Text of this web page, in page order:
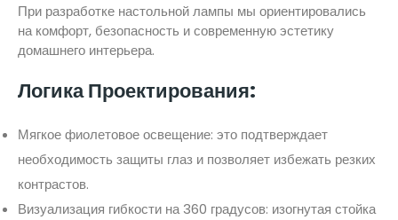
При разработке настольной лампы мы ориентировались
на комфорт, безопасность и современную эстетику
домашнего интерьера.
Логика Проектирования:
Мягкое фиолетовое освещение: это подтверждает
необходимость защиты глаз и позволяет избежать резких
контрастов.
Визуализация гибкости на 360 градусов: изогнутая стойка